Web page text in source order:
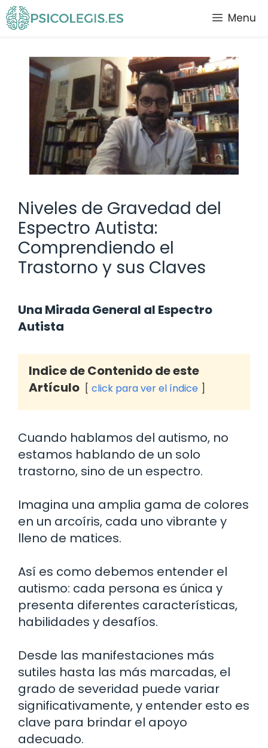
Saltar
al
Menu
Niveles de Gravedad del
Espectro Autista:
Comprendiendo el
Trastorno y sus Claves
Una Mirada General al Espectro
Autista
Indice de Contenido de este
Artículo
click para ver el índice
Cuando hablamos del autismo, no
estamos hablando de un solo
trastorno, sino de un espectro.
Imagina una amplia gama de colores
en un arcoíris, cada uno vibrante y
lleno de matices.
Así es como debemos entender el
autismo: cada persona es única y
presenta diferentes características,
habilidades y desafíos.
Desde las manifestaciones más
sutiles hasta las más marcadas, el
grado de severidad puede variar
significativamente, y entender esto es
clave para brindar el apoyo
adecuado.